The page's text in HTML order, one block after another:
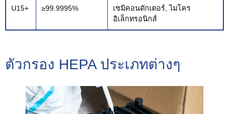
U15+ ≥99.9995%
เซมิคอนดักเตอร์, ไมโคร
อิเล็กทรอนิกส์
ตัวกรอง HEPA ประเภทต่างๆ